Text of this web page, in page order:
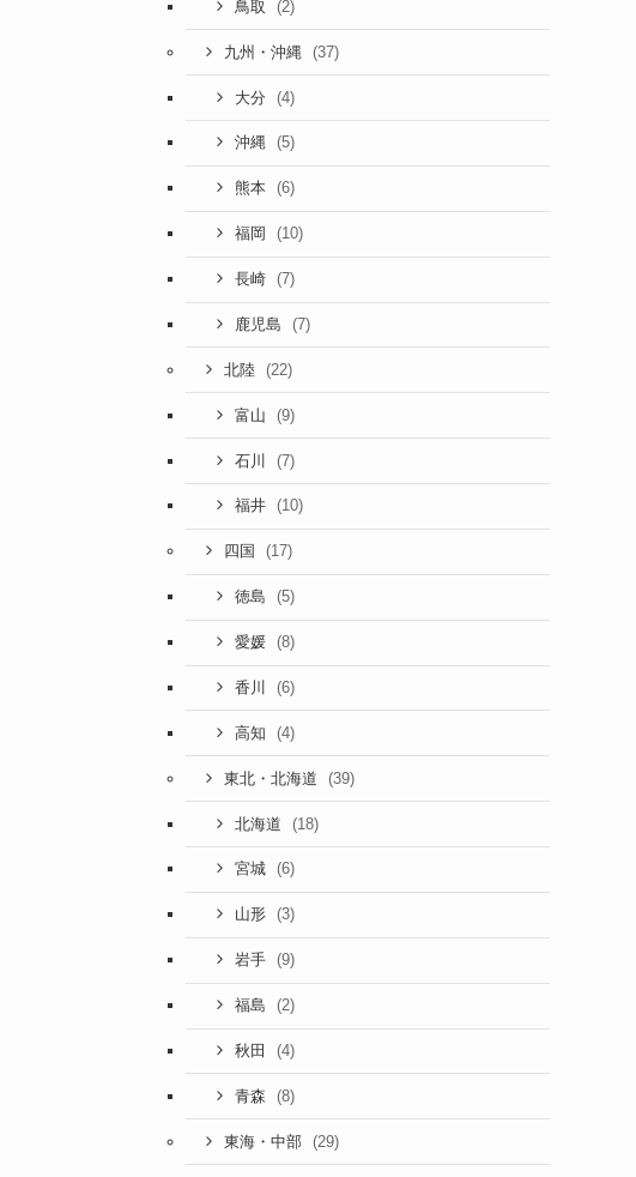
鳥取 (2)
九州・沖縄 (37)
大分 (4)
沖縄 (5)
熊本 (6)
福岡 (10)
長崎 (7)
鹿児島 (7)
北陸 (22)
富山 (9)
石川 (7)
福井 (10)
四国 (17)
徳島 (5)
愛媛 (8)
香川 (6)
高知 (4)
東北・北海道 (39)
北海道 (18)
宮城 (6)
山形 (3)
岩手 (9)
福島 (2)
秋田 (4)
青森 (8)
東海・中部 (29)